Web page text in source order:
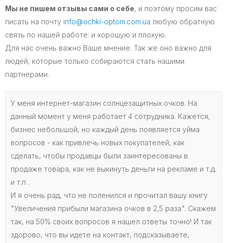
Мы не пишем отзывы сами о себе, и поэтому просим вас
писать на почту info@ochki-optom.com.ua любую обратную
связь по нашей работе: и хорошую и плохую.
Для нас очень важно Ваше мнение. Так же оно важно для
людей, которые только собираются стать нашими
партнерами.
У меня интернет-магазин солнцезащитных очков. На
данный момент у меня работает 4 сотрудника. Кажется,
бизнес небольшой, но каждый день появляется уйма
вопросов - как привлечь новых покупателей, как
сделать, чтобы продавцы были заинтересованы в
продаже товара, как не выкинуть деньги на рекламе и т.д.
и т.п .
И я очень рад, что не поленился и прочитал вашу книгу
"Увеличения прибыли магазина очков в 2,5 раза". Скажем
так, на 50% своих вопросов я нашел ответы точно! И так
здорово, что вы идете на контакт, подсказываете,